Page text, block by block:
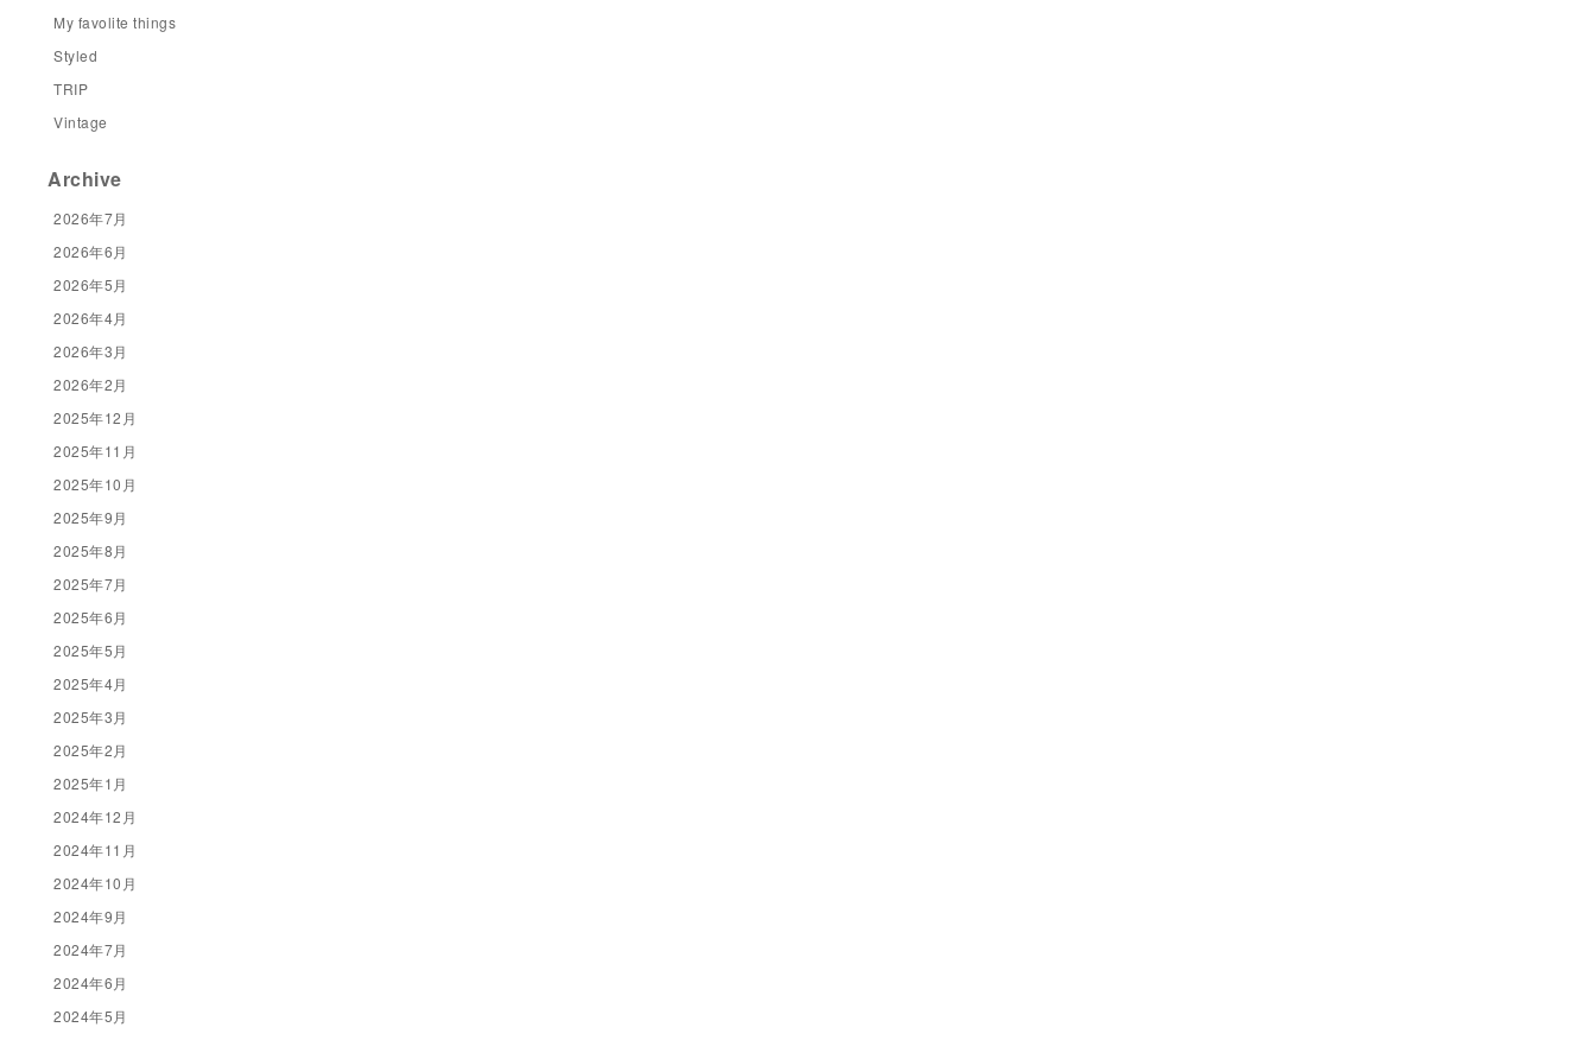
My favolite things
Styled
TRIP
Vintage
Archive
2026年7月
2026年6月
2026年5月
2026年4月
2026年3月
2026年2月
2025年12月
2025年11月
2025年10月
2025年9月
2025年8月
2025年7月
2025年6月
2025年5月
2025年4月
2025年3月
2025年2月
2025年1月
2024年12月
2024年11月
2024年10月
2024年9月
2024年7月
2024年6月
2024年5月